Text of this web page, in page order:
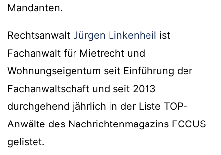
Mandanten.
Rechtsanwalt Jürgen Linkenheil ist
Fachanwalt für Mietrecht und
Wohnungseigentum seit Einführung der
Fachanwaltschaft und seit 2013
durchgehend jährlich in der Liste TOP-
Anwälte des Nachrichtenmagazins FOCUS
gelistet.